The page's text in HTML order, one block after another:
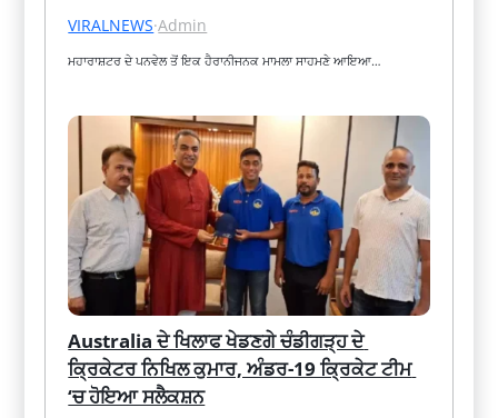
VIRALNEWS·Admin
ਮਹਾਰਾਸ਼ਟਰ ਦੇ ਪਨਵੇਲ ਤੋਂ ਇਕ ਹੈਰਾਨੀਜਨਕ ਮਾਮਲਾ ਸਾਹਮਣੇ ਆਇਆ…
Australia ਦੇ ਖਿਲਾਫ ਖੇਡਣਗੇ ਚੰਡੀਗੜ੍ਹ ਦੇ
ਕ੍ਰਿਕੇਟਰ ਨਿਖਿਲ ਕੁਮਾਰ, ਅੰਡਰ-19 ਕ੍ਰਿਕੇਟ ਟੀਮ
‘ਚ ਹੋਇਆ ਸਲੈਕਸ਼ਨ